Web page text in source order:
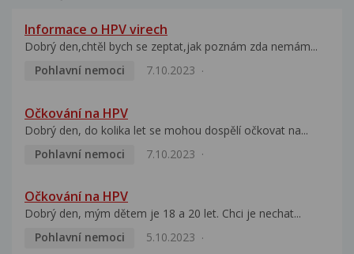
Informace o HPV virech
Dobrý den,chtěl bych se zeptat,jak poznám zda nemám...
Pohlavní nemoci
7.10.2023
Očkování na HPV
Dobrý den, do kolika let se mohou dospělí očkovat na...
Pohlavní nemoci
7.10.2023
Očkování na HPV
Dobrý den, mým dětem je 18 a 20 let. Chci je nechat...
Pohlavní nemoci
5.10.2023